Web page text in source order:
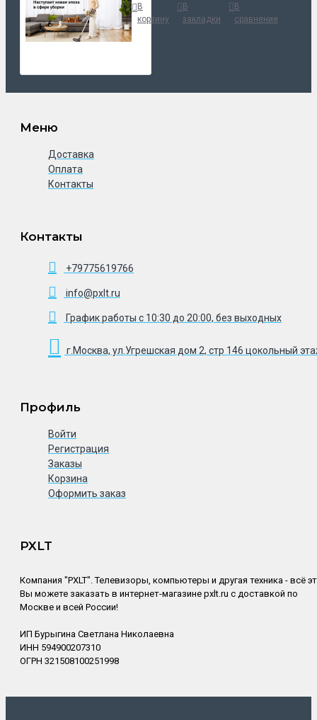
В
корзину
В
закладки
В
сравнение
Меню
Доставка
Оплата
Контакты
Контакты
+79775619766
info@pxlt.ru
График работы с 10:30 до 20:00, без выходных
г.Москва, ул.Угрешская дом 2, стр 146 цокольный
Профиль
Войти
Регистрация
Заказы
Корзина
Оформить заказ
PXLT
Компания "PXLT". Телевизоры, компьютеры и другая техника - всё
Вы можете заказать в интернет-магазине pxlt.ru с доставкой по
Москве и всей России!
ИП Бурыгина Светлана Николаевна
ИНН 594900207310
ОГРН 321508100251998